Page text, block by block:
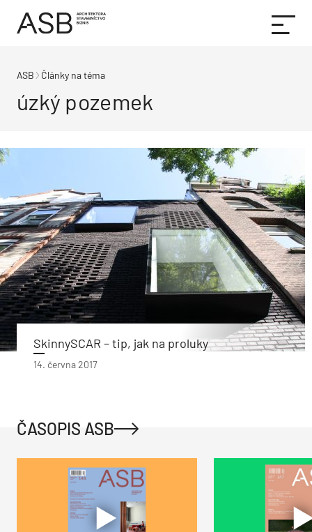
ASB Články na téma
úzký pozemek
SkinnySCAR – tip, jak na proluky
14. června 2017
ČASOPIS ASB